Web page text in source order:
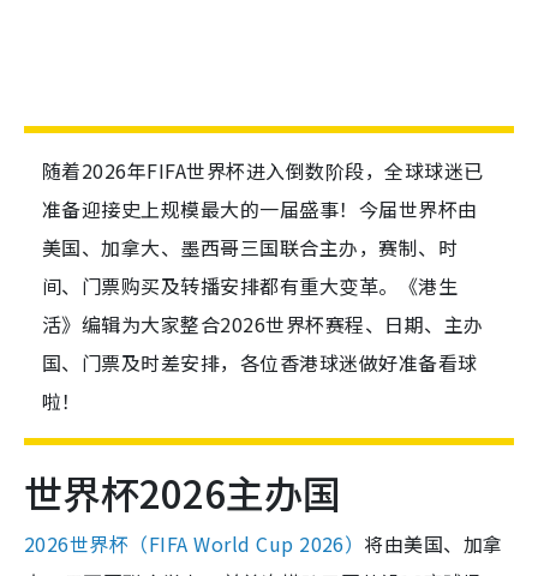
随着2026年FIFA世界杯进入倒数阶段，全球球迷已
准备迎接史上规模最大的一届盛事！今届世界杯由
美国、加拿大、墨西哥三国联合主办，赛制、时
间、门票购买及转播安排都有重大变革。《港生
活》编辑为大家整合2026世界杯赛程、日期、主办
国、门票及时差安排，各位香港球迷做好准备看球
啦！
世界杯2026主办国
2026世界杯（FIFA World Cup 2026） 将由美国、加拿